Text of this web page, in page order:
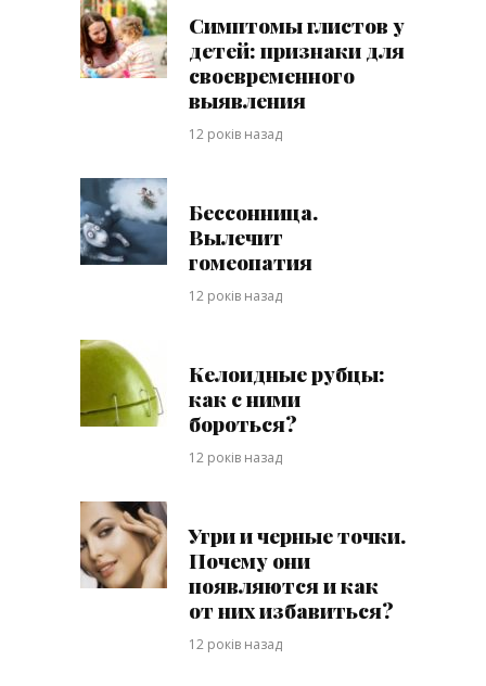
Симптомы глистов у
детей: признаки для
своевременного
выявления
12 років назад
Бессонница.
Вылечит
гомеопатия
12 років назад
Келоидные рубцы:
как с ними
бороться?
12 років назад
Угри и черные точки.
Почему они
появляются и как
от них избавиться?
12 років назад